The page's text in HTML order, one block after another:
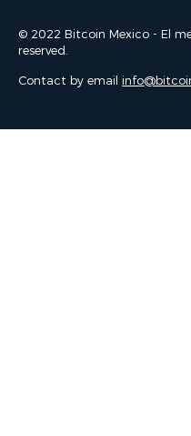
© 2022 Bitcoin Mexico - El
reserved.
Contact by email